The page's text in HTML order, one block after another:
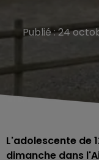
Publié : 24
L'adolescente de
dimanche dans